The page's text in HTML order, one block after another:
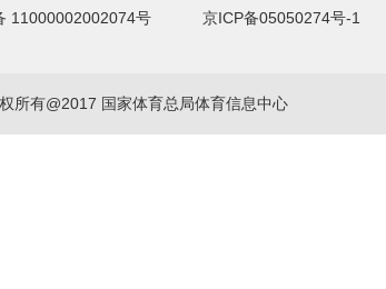
11000002002074号
京ICP备05050274号-1
所有@2017 国家体育总局体育信息中心